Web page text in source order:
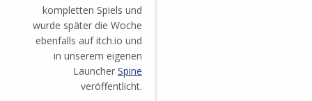
kompletten Spiels und
wurde später die Woche
ebenfalls auf itch.io und
in unserem eigenen
Launcher Spine
veröffentlicht.